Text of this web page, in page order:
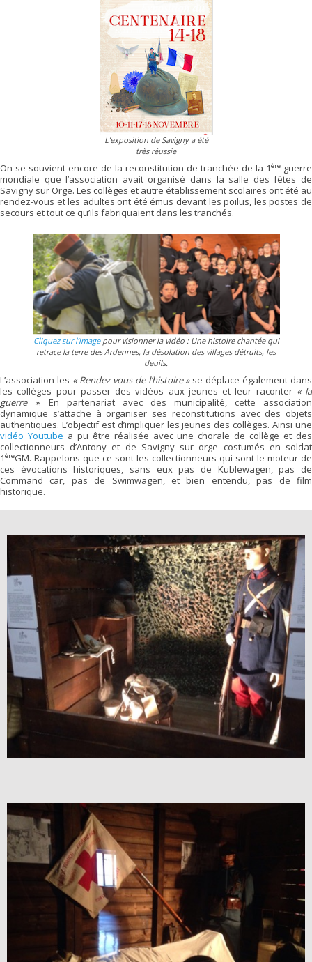
L’exposition de Savigny a été
très réussie
On se souvient encore de la reconstitution de tranchée de la 1ère guerre
mondiale que l’association avait organisé dans la salle des fêtes de
Savigny sur Orge. Les collèges et autre établissement scolaires ont été au
rendez-vous et les adultes ont été émus devant les poilus, les postes de
secours et tout ce qu’ils fabriquaient dans les tranchés.
Cliquez sur l’imagepour visionner la vidéo : Une histoire chantée qui
retrace la terre des Ardennes, la désolation des villages détruits, les
deuils.
L’association les « Rendez-vous de l’histoire »se déplace également dans
les collèges pour passer des vidéos aux jeunes et leur raconter « la
guerre ». En partenariat avec des municipalité, cette association
dynamique s’attache à organiser ses reconstitutions avec des objets
authentiques. L’objectif est d’impliquer les jeunes des collèges. Ainsi une
vidéo Youtube a pu être réalisée avec une chorale de collège et des
collectionneurs d’Antony et de Savigny sur orge costumés en soldat
1èreGM. Rappelons que ce sont les collectionneurs qui sont le moteur de
ces évocations historiques, sans eux pas de Kublewagen, pas de
Command car, pas de Swimwagen, et bien entendu, pas de film
historique.